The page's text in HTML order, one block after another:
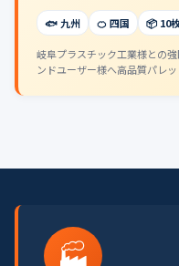
🐟 九州 🍊 四国 📦 10
岐阜プラスチック工業様との
ンドユーザー様へ高品質パレッ
🏭